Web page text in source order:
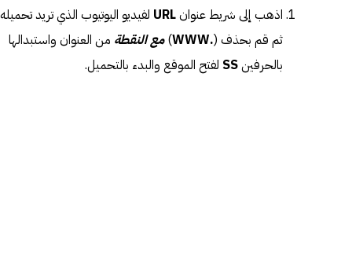
اذهب إلى شريط عنوانURL لفيديو اليوتيوب الذي تريد تحميله
ثم قم بحذف (.WWW
)مع النقطة من العنوان واستبدالها
بالحرفينSS لفتح الموقع والبدء بالتحميل.